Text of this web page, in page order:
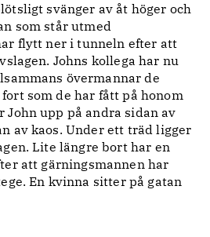
svänger av åt höger och
som står utmed
flytt ner i tunneln efter att
Johns kollega har nu
övermannar de
som de har fått på honom
John upp på andra sidan av
av kaos. Under ett träd ligger
Lite längre bort har en
att gärningsmannen har
En kvinna sitter på gatan